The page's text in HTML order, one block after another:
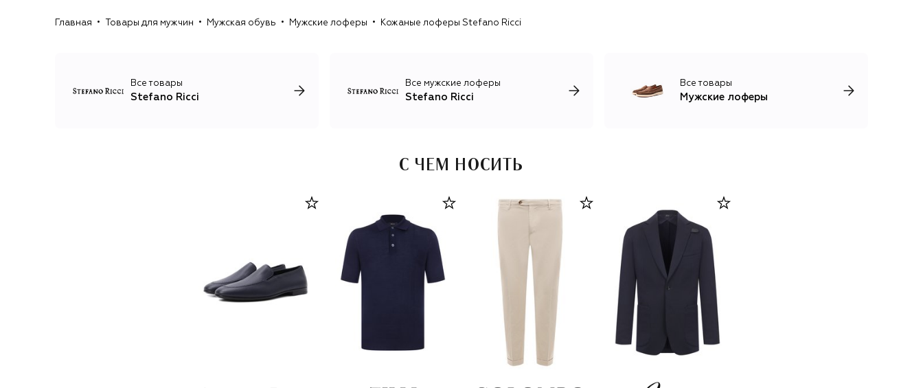
орла Royal Eagle, символизирующего честь, силу и
Главная Товары для мужчин Мужская обувь Мужские лоферы Кожаные лоферы Stefano Ricci
Все товары
Stefano Ricci
Все мужские лоферы
Stefano Ricci
Все товары
Мужские лоферы
С ЧЕМ НОСИТЬ